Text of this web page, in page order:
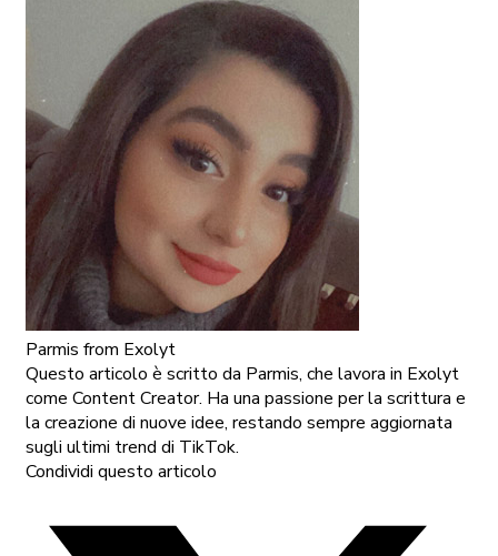
Parmis from Exolyt
Questo articolo è scritto da Parmis, che lavora in Exolyt
come Content Creator. Ha una passione per la scrittura e
la creazione di nuove idee, restando sempre aggiornata
sugli ultimi trend di TikTok.
Condividi questo articolo